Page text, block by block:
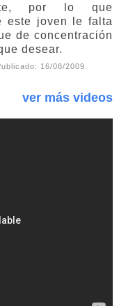
por lo que
este joven le falta
de concentración
desear.
16/08/2009.
ver más videos